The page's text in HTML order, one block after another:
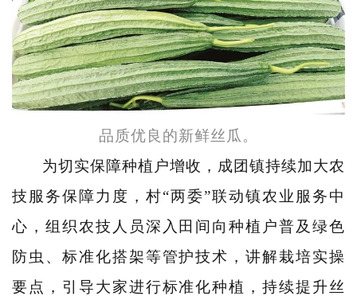
品质优良的新鲜丝瓜。
为切实保障种植户增收，成团镇持续加大农
技服务保障力度，村“两委”联动镇农业服务中
心，组织农技人员深入田间向种植户普及绿色
防虫、标准化搭架等管护技术，讲解栽培实操
要点，引导大家进行标准化种植，持续提升丝